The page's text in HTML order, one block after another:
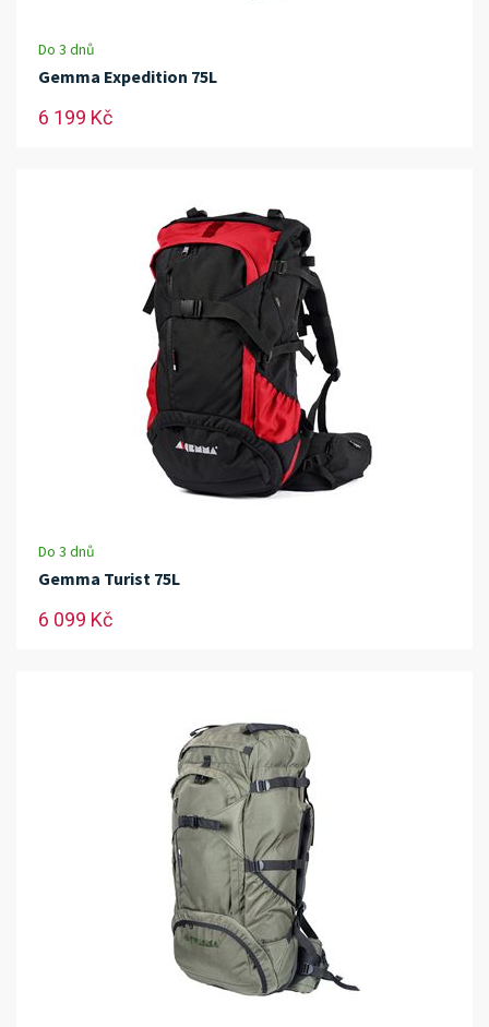
Do 3 dnů
Gemma Expedition 75L
6 199 Kč
Do 3 dnů
Gemma Turist 75L
6 099 Kč